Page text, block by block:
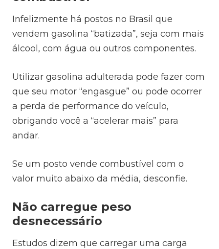
Infelizmente há postos no Brasil que
vendem gasolina “batizada”, seja com mais
álcool, com água ou outros componentes.
Utilizar gasolina adulterada pode fazer com
que seu motor “engasgue” ou pode ocorrer
a perda de performance do veículo,
obrigando você a “acelerar mais” para
andar.
Se um posto vende combustível com o
valor muito abaixo da média, desconfie.
Não carregue peso
desnecessário
Estudos dizem que carregar uma carga